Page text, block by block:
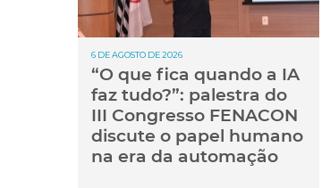
6 DE AGOSTO DE 2026
“O que fica quando a IA
faz tudo?”: palestra do
III Congresso FENACON
discute o papel humano
na era da automação